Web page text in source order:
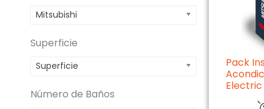
Mitsubishi
Superficie
Superficie
Número de Baños
Pack
Electric